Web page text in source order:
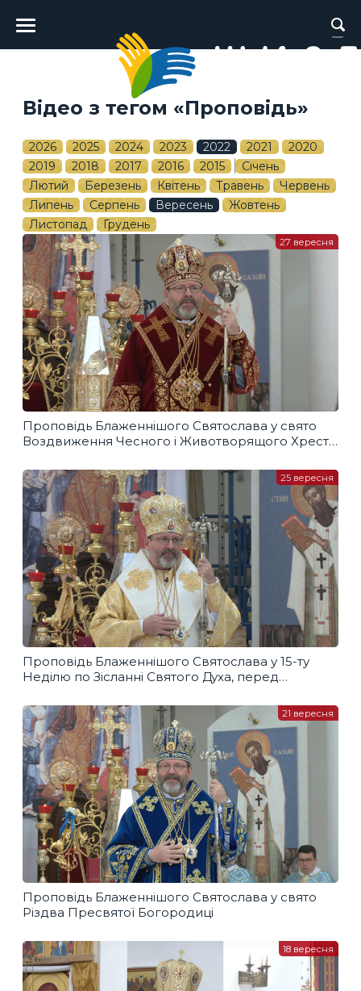
Головне
меню
Відео з тегом «Проповідь»
2026 2025 2024 2023 2022 2021
2020
2019
2018 2017 2016 2015
Січень
Лютий
Березень Квітень Травень
Червень
Липень
Серпень Вересень
Жовтень
Листопад
Грудень
Проповідь Блаженнішого Святослава у свято
Воздвиження Чесного і Животворящого Хреста
27 вересня
Проповідь Блаженнішого Святослава у 15-ту
Неділю по Зісланні Святого Духа, перед
25 вересня
Проповідь Блаженнішого Святослава у свято
Різдва Пресвятої Богородиці
21 вересня
18 вересня